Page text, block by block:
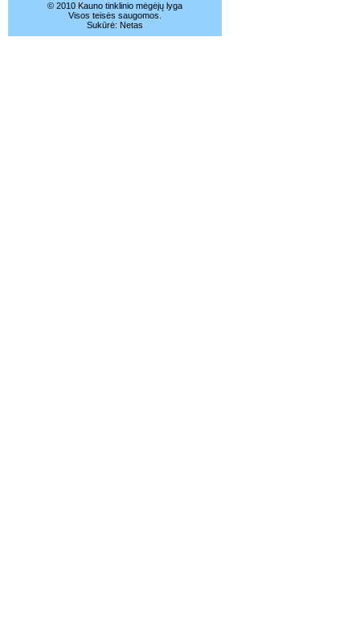
© 2010 Kauno tinklinio mėgėjų lyga
Visos teisės saugomos.
Sukūrė: Netas